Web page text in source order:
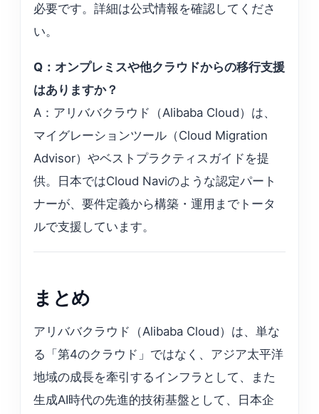
必要です。詳細は公式情報を確認してくださ
い。
Q：オンプレミスや他クラウドからの移行支援
はありますか？
A：アリババクラウド（Alibaba Cloud）は、
マイグレーションツール（Cloud Migration
Advisor）やベストプラクティスガイドを提
供。日本ではCloud Naviのような認定パート
ナーが、要件定義から構築・運用までトータ
ルで支援しています。
まとめ
アリババクラウド（Alibaba Cloud）は、単な
る「第4のクラウド」ではなく、アジア太平洋
地域の成長を牽引するインフラとして、また
生成AI時代の先進的技術基盤として、日本企